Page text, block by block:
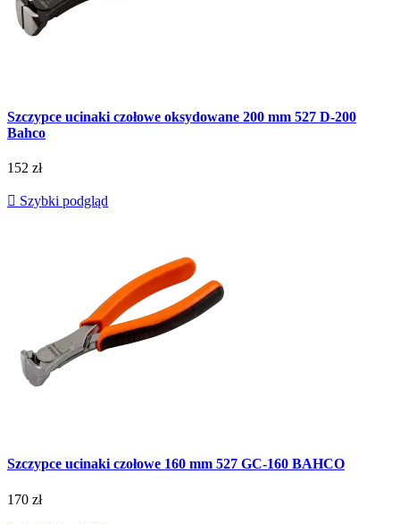
Szczypce ucinaki czołowe oksydowane 200 mm 527 D-200
Bahco
152 zł
 Szybki podgląd
Szczypce ucinaki czołowe 160 mm 527 GC-160 BAHCO
170 zł